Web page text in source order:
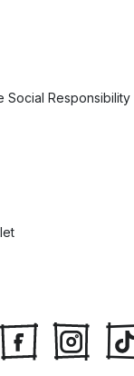
Social Responsibility